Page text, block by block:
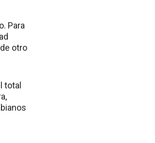
Para
otro
total